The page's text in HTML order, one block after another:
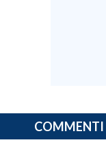
COMMENTI